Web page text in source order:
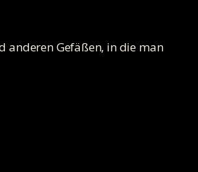
anderen Gefäßen, in die man